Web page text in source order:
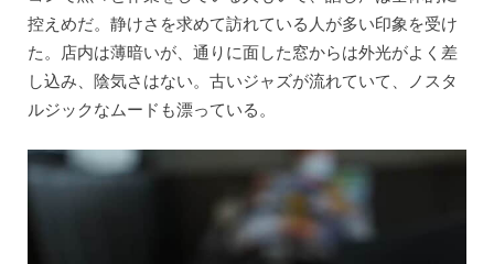
控えめだ。静けさを求めて訪れている人が多い印象を受け
た。店内は薄暗いが、通りに面した窓からは外光がよく差
し込み、陰気さはない。古いジャズが流れていて、ノスタ
ルジックなムードも漂っている。